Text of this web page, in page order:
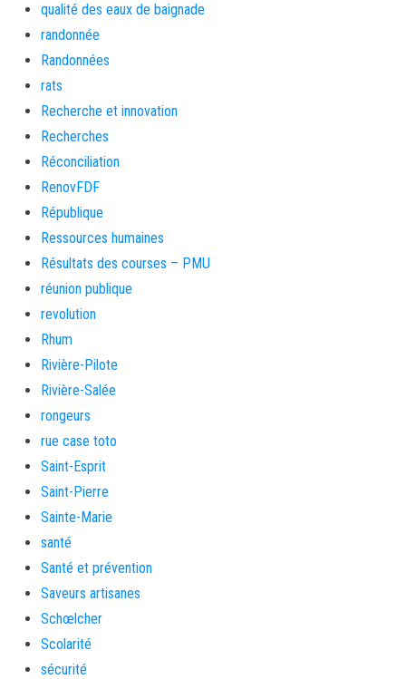
qualité des eaux de baignade
randonnée
Randonnées
rats
Recherche et innovation
Recherches
Réconciliation
RenovFDF
République
Ressources humaines
Résultats des courses – PMU
réunion publique
revolution
Rhum
Rivière-Pilote
Rivière-Salée
rongeurs
rue case toto
Saint-Esprit
Saint-Pierre
Sainte-Marie
santé
Santé et prévention
Saveurs artisanes
Schœlcher
Scolarité
sécurité